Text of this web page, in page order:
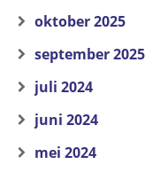
oktober 2025
september 2025
juli 2024
juni 2024
mei 2024